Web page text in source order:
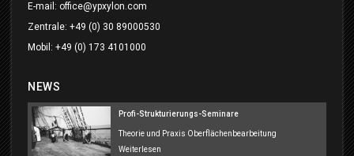
E-mail: office@ypxylon.com
Zentrale: +49 (0) 30 89000530
Mobil: +49 (0) 173 4101000
NEWS
Profi-Strukturierungs-Seminare
Theorie und Praxis Oberflächenbearbeitung
Weiterlesen